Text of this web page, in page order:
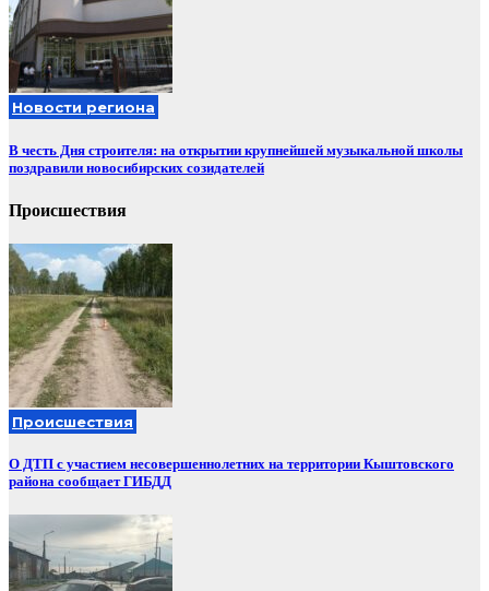
Новости региона
В честь Дня строителя: на открытии крупнейшей музыкальной школы
поздравили новосибирских созидателей
Происшествия
Происшествия
О ДТП с участием несовершеннолетних на территории Кыштовского
района сообщает ГИБДД